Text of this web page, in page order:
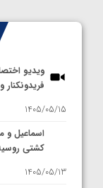
ویدیو
فریدونکنار
1405/05/15
اسماعیل و
کشتی
1405/05/13